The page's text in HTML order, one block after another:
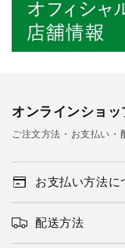
オンラインショ
ご注文方法・お支払い・
お支払い方法に
配送方法